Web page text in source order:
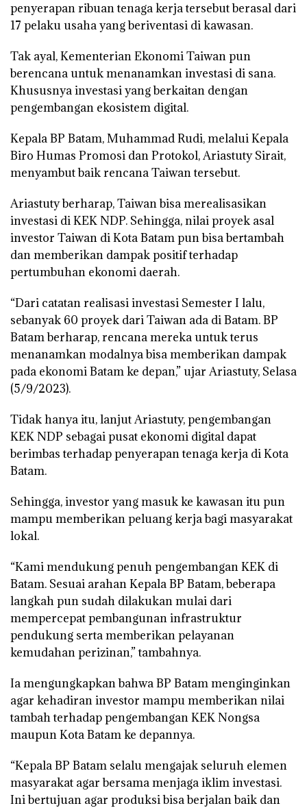
penyerapan ribuan tenaga kerja tersebut berasal dari
17 pelaku usaha yang beriventasi di kawasan.
Tak ayal, Kementerian Ekonomi Taiwan pun
berencana untuk menanamkan investasi di sana.
Khususnya investasi yang berkaitan dengan
pengembangan ekosistem digital.
Kepala BP Batam, Muhammad Rudi, melalui Kepala
Biro Humas Promosi dan Protokol, Ariastuty Sirait,
menyambut baik rencana Taiwan tersebut.
Ariastuty berharap, Taiwan bisa merealisasikan
investasi di KEK NDP. Sehingga, nilai proyek asal
investor Taiwan di Kota Batam pun bisa bertambah
dan memberikan dampak positif terhadap
pertumbuhan ekonomi daerah.
“Dari catatan realisasi investasi Semester I lalu,
sebanyak 60 proyek dari Taiwan ada di Batam. BP
Batam berharap, rencana mereka untuk terus
menanamkan modalnya bisa memberikan dampak
pada ekonomi Batam ke depan,” ujar Ariastuty, Selasa
(5/9/2023).
Tidak hanya itu, lanjut Ariastuty, pengembangan
KEK NDP sebagai pusat ekonomi digital dapat
berimbas terhadap penyerapan tenaga kerja di Kota
Batam.
Sehingga, investor yang masuk ke kawasan itu pun
mampu memberikan peluang kerja bagi masyarakat
lokal.
“Kami mendukung penuh pengembangan KEK di
Batam. Sesuai arahan Kepala BP Batam, beberapa
langkah pun sudah dilakukan mulai dari
mempercepat pembangunan infrastruktur
pendukung serta memberikan pelayanan
kemudahan perizinan,” tambahnya.
Ia mengungkapkan bahwa BP Batam menginginkan
agar kehadiran investor mampu memberikan nilai
tambah terhadap pengembangan KEK Nongsa
maupun Kota Batam ke depannya.
“Kepala BP Batam selalu mengajak seluruh elemen
masyarakat agar bersama menjaga iklim investasi.
Ini bertujuan agar produksi bisa berjalan baik dan